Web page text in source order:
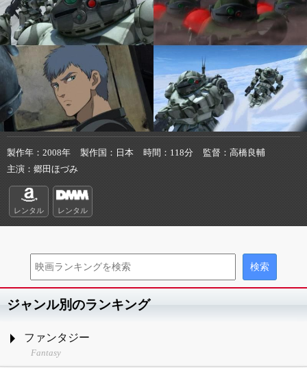
製作年 2008年 製作国 日本 時間 118分 監督
高橋良輔
主演
郷田ほづみ
レンタル レンタル
ジャンル別のランキング
ファンタジー
Fantasy